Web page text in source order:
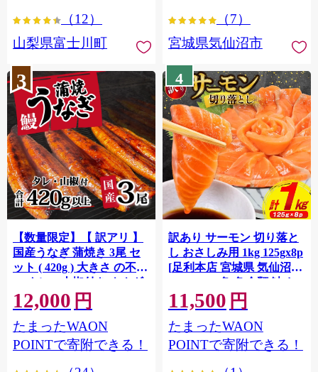
大粒 種なし 先行予約 富士
円 九千円
（12）
山梨県富士川町
（7）
宮城県気仙沼市
3
【数量限定】【 訳アリ 】
国産うなぎ 蒲焼き 3尾 セ
ット ( 420g ) 大きさ の不揃
い タレ・山椒付き ウナギ
鰻 ふぞろい 不揃い うな重
ひつまぶし 人気 茨城 八千
代町 ふるさと納税 冷凍
[SF951ya]
12,000 円
たまったWAON
POINTで寄附できる！
4
訳あり サーモン 切り落と
し おさしみ用 1kg 125gx8p
[足利本店 宮城県 気仙沼市
20564313] 魚 魚介類 鮭 お
刺し身 刺し身 刺身 生 生食
個包装 チリ銀鮭 銀鮭 海鮮
海鮮丼 魚介
11,500 円
たまったWAON
POINTで寄附できる！